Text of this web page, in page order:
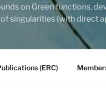
on Green functions,
singularities (with direct
(ERC)